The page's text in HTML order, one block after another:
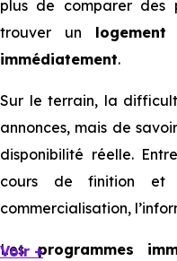
plus de comparer des
trouver un
immédiatement.
Sur le terrain, la
annonces, mais de
disponibilité réelle.
cours de finition et
commercialisation,
Lesprogrammes
Voir +